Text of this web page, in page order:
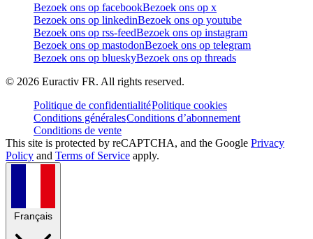
Bezoek ons op facebookBezoek ons op x
Bezoek ons op linkedinBezoek ons op youtube
Bezoek ons op rss-feedBezoek ons op instagram
Bezoek ons op mastodonBezoek ons op telegram
Bezoek ons op blueskyBezoek ons op threads
© 2026 Euractiv FR. All rights reserved.
Politique de confidentialitéPolitique cookies
Conditions généralesConditions d’abonnement
Conditions de vente
This site is protected by reCAPTCHA, and the Google Privacy
Policy and Terms of Service apply.
Français